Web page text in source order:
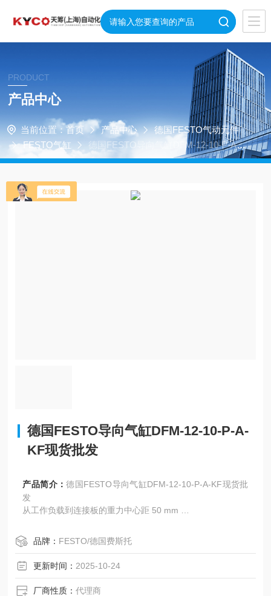
PRODUCT
产品中心
当前位置： 首页 产品中心
德国FESTO气动元件
FESTO气缸
德国FESTO导向气缸DFM-12-10-P-A-K
F现货批发
德国FESTO导向气缸DFM-12-10-P-A-
KF现货批发
产品简介：德国FESTO导向气缸DFM-12-10-P-A-KF现货批
发
从工作负载到连接板的重力中心距 50 mm
驱动单元的运作模式 连接轭
缓冲 P: 两端带弹性缓冲环/板
导向 循环滚珠轴承导向
品牌： FESTO/德国费斯托
更新时间： 2025-10-24
厂商性质：代理商